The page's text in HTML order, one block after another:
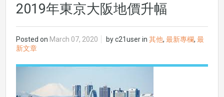
2019年東京大阪地價升幅
Posted on March 07, 2020 byc21userin其他,最新專欄,最
新文章